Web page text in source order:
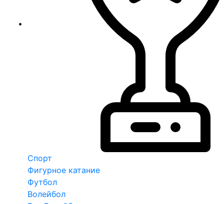
Спорт
Фигурное катание
Футбол
Волейбол